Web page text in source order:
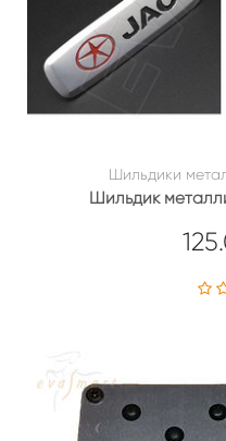
Шильдики
Шильдик